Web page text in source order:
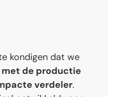
kondigen dat we
de productie
verdeler.